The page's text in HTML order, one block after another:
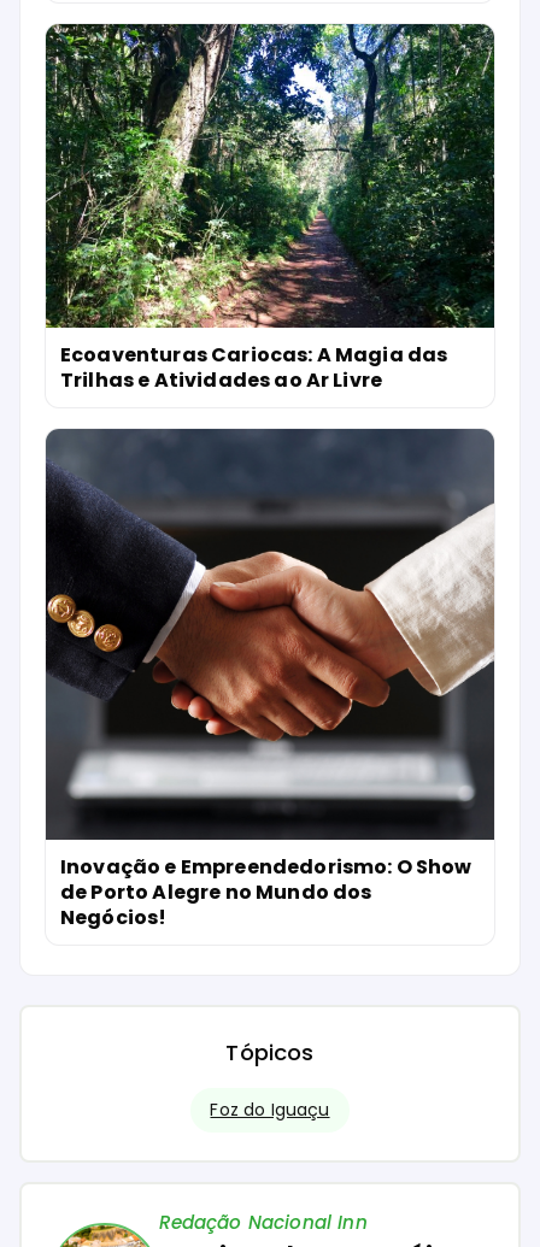
Ecoaventuras Cariocas: A Magia das
Trilhas e Atividades ao Ar Livre
Inovação e Empreendedorismo: O Show
de Porto Alegre no Mundo dos
Negócios!
Tópicos
Foz do Iguaçu
Redação Nacional Inn